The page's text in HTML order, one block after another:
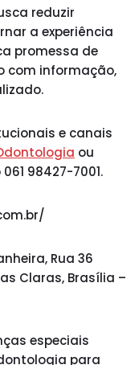
reduzir
a experiência
promessa de
com informação,
e canais
ou
98427-7001.
Rua 36
Claras, Brasília –
especiais
para